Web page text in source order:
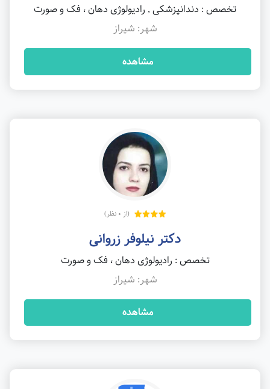
تخصص : دندانپزشکی , رادیولوژی دهان ، فک و صورت
شهر: شیراز
مشاهده
(از 0 نظر)
دکتر نیلوفر زروانی
تخصص : رادیولوژی دهان ، فک و صورت
شهر: شیراز
مشاهده